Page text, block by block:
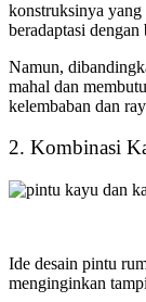
konstruksinya yang
beradaptasi
Namun,
mahal dan
kelembaban dan
2. Kombinasi
Ide desain pintu
menginginkan